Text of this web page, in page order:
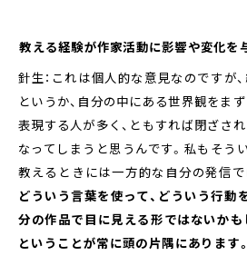
――教える経験が作家活動に影響や変化を
針生：これは個人的な意見なのですが
というか、自分の中にある世界観をま
表現する人が多く、ともすれば閉ざさ
なってしまうと思うんです。私もそう
教えるときには一方的な自分の発信で
どういう言葉を使って、どういう行動
分の作品で目に見える形ではないかも
ということが常に頭の片隅にあります。